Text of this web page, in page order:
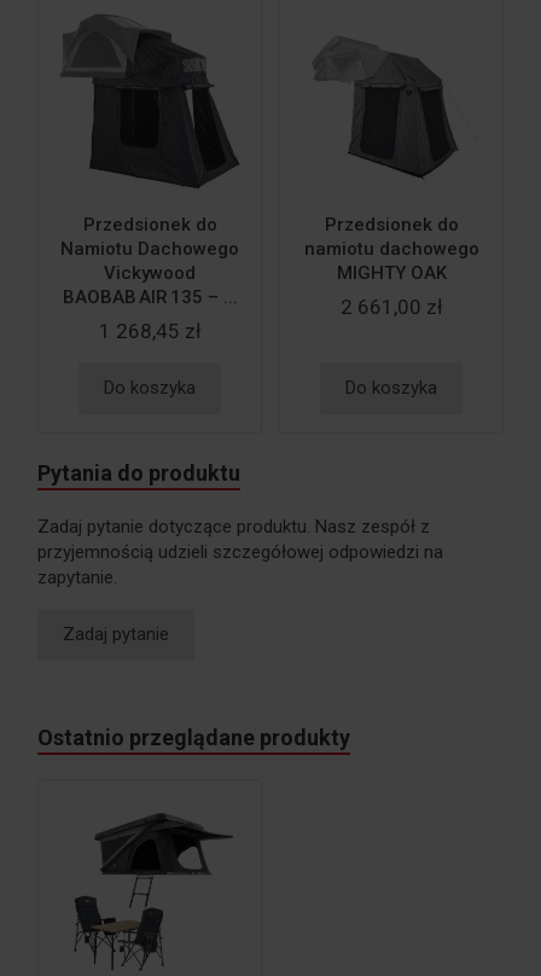
Przedsionek do
Namiotu Dachowego
Vickywood
BAOBAB AIR 135 – ...
1 268,45 zł
Do koszyka
Przedsionek do
namiotu dachowego
MIGHTY OAK
2 661,00 zł
Do koszyka
Pytania do produktu
Zadaj pytanie dotyczące produktu. Nasz zespół z
przyjemnością udzieli szczegółowej odpowiedzi na
zapytanie.
Zadaj pytanie
Ostatnio przeglądane produkty